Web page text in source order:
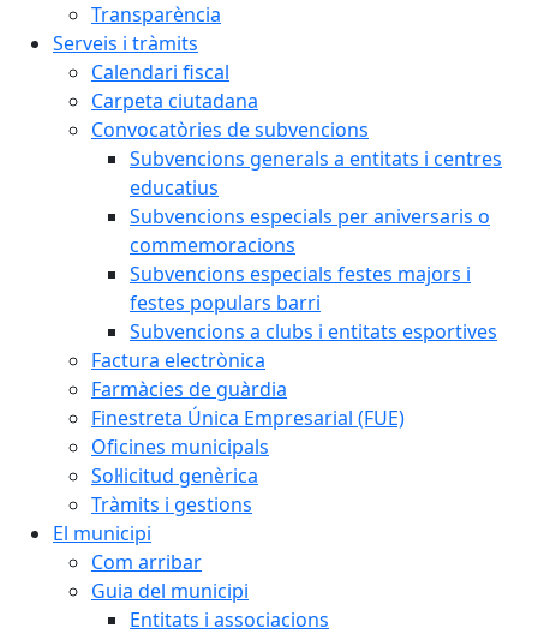
Transparència
Serveis i tràmits
Calendari fiscal
Carpeta ciutadana
Convocatòries de subvencions
Subvencions generals a entitats i centres
educatius
Subvencions especials per aniversaris o
commemoracions
Subvencions especials festes majors i
festes populars barri
Subvencions a clubs i entitats esportives
Factura electrònica
Farmàcies de guàrdia
Finestreta Única Empresarial (FUE)
Oficines municipals
Sol·licitud genèrica
Tràmits i gestions
El municipi
Com arribar
Guia del municipi
Entitats i associacions